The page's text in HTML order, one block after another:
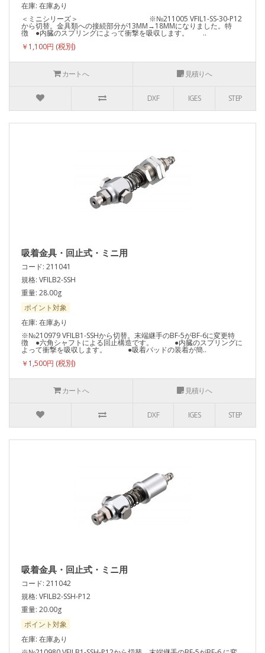
在庫: 在庫あり
＜ミニシリーズ＞ ※№211005 VFIL1-SS-30-P12
から切替。金具類への接続部分が13MM→18MMになりました。特
徴 ●内臓のスプリングによって衝撃を吸収します。 ..
￥1,100円
カートへ 見積りへ
DXF IGES STEP
吸着金具・回止式・ミニ用
コード: 211041
規格: VFILB2-SSH
重量: 28.00g
ポイント対象
在庫: 在庫あり
※№210979 VFILB1-SSHから切替。末端継手のBF-5がBF-6に変更特
徴 ●六角シャフトによる回止構造です。 ●内臓のスプリングに
よって衝撃を吸収します。 ●吸着パッドの装着が簡..
￥1,500円
カートへ 見積りへ
DXF IGES STEP
吸着金具・回止式・ミニ用
コード: 211042
規格: VFILB2-SSH-P12
重量: 20.00g
ポイント対象
在庫: 在庫あり